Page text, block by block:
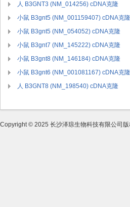
人 B3GNT3 (NM_014256) cDNA克隆
小鼠 B3gnt5 (NM_001159407) cDNA克隆
小鼠 B3gnt5 (NM_054052) cDNA克隆
小鼠 B3gnt7 (NM_145222) cDNA克隆
小鼠 B3gnt8 (NM_146184) cDNA克隆
小鼠 B3gnt6 (NM_001081167) cDNA克隆
人 B3GNT8 (NM_198540) cDNA克隆
Copyright © 2025 长沙泽琼生物科技有限公司